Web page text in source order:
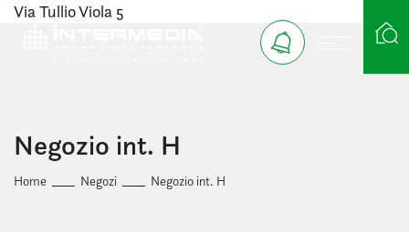
Via Tullio Viola 5
Negozio int. H
Home Negozi Negozio int. H